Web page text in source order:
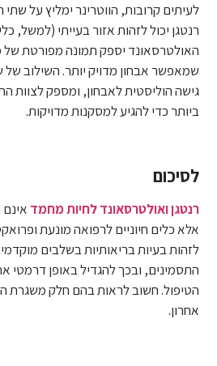
לעיתים קרובות, הווטרינר ימליץ על
רנטגן יכול לזהות אזור בעייתי (למשל,
האולטרסאונד יספק תמונה מפורטת
שמאפשר אבחון מדויק יותר. השילוב
גישה הוליסטית לאבחון, ומספק לצוות
ביותר כדי להגיע למסקנות מדויקות.
לסיכום
רנטגן ואולטרסאונד לחיות מחמד
אלא כלים חיוניים לרפואה מונעת
לזהות בעיות בריאותיות בשלבים
התסמינים, ובכך להגדיל באופן דרמטי
הטיפול. חשוב לראות בהם חלק משגרת
אחרון.